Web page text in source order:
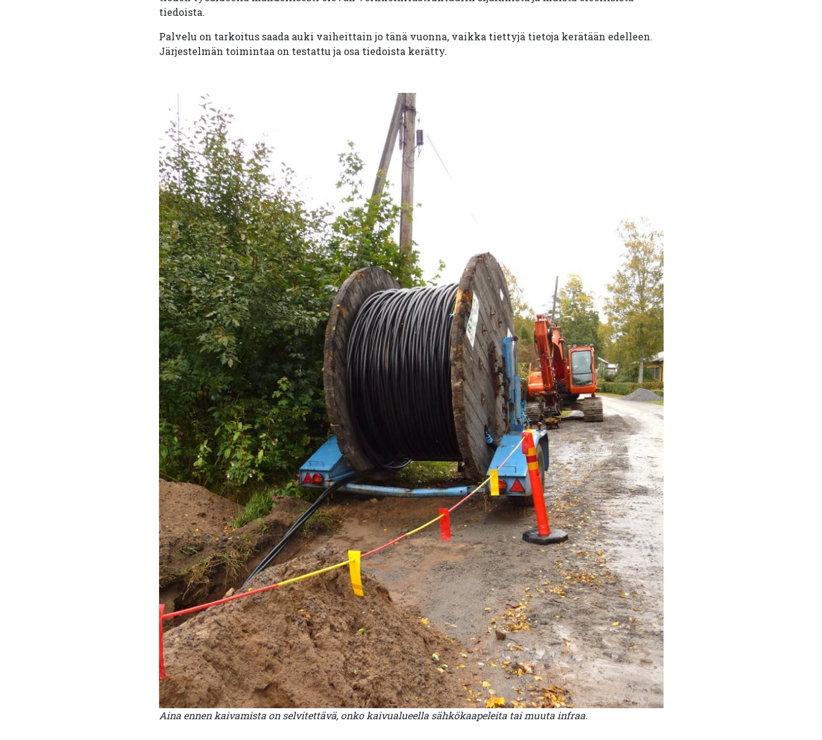
tiedoista.
Palvelu on tarkoitus saada auki vaiheittain jo tänä vuonna, vaikka tiettyjä tietoja kerätään edelleen.
Järjestelmän toimintaa on testattu ja osa tiedoista kerätty.
Aina ennen kaivamista on selvitettävä, onko kaivualueella sähkökaapeleita tai muuta infraa.